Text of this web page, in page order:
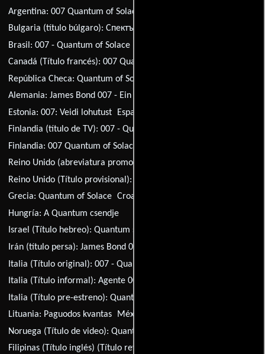
Argentina:007 Quantum of Solace
Bulgaria (título búlgaro):Спектър на утехата
Brasil:007 - Quantum of Solace
Canadá (Título francés):007 Quantum
República Checa:Quantum of Solace
Alemania:James Bond 007 - Ein Quantum Trost
Estonia:007: Veidi lohutust España:
Finlandia (título de TV):007 - Quantum of Solace
Finlandia:007 Quantum of Solace
Reino Unido (abreviatura promocional):
Reino Unido (Título provisional):
Grecia:Quantum of Solace Croacia:
Hungría:A Quantum csendje
Israel (Título hebreo):Quantum shel nehama
Irán (título persa):James Bond 007: Mizane Tasalli
Italia (Título original):007 - Quantum of Solace
Italia (Título informal):Agente 007 - Quantum of Solace
Italia (Título pre-estreno):Quantum
Lituania: Paguodos kvantas México:
Noruega (Título de video):Quantum of Solace
Filipinas (Título inglés) (Título revisión):